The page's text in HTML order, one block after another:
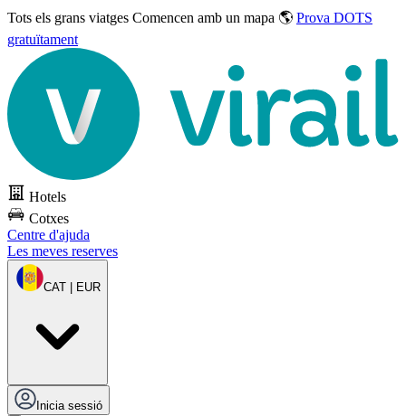
Tots els grans viatges Comencen amb un mapa 🌎 Prova DOTS
gratuïtament
Hotels
Cotxes
Centre d'ajuda
Les meves reserves
CAT | EUR
Inicia sessió